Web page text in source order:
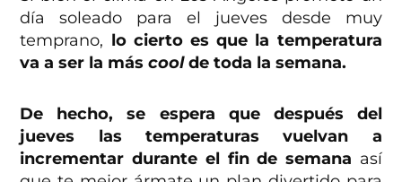
día soleado para el jueves desde muy
temprano, lo cierto es que la temperatura
va a ser la máscoolde toda la semana.
De hecho, se espera que después del
jueves las temperaturas vuelvan a
incrementar durante el fin de semana así